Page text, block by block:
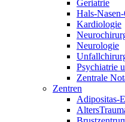
Geriatrie
Hals-
Kardiologie
Neurologie
Psychiatrie
Zentrale
Zentren
Adipositas-